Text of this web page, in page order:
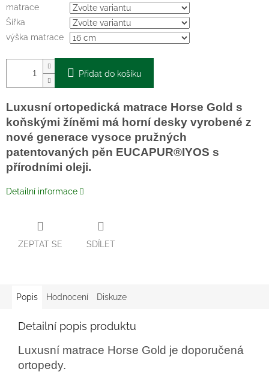
matrace
Šířka
výška matrace
Přidat do košíku
Luxusní ortopedická matrace Horse Gold s
koňskými žíněmi má horní desky vyrobené z
nové generace vysoce pružných
patentovaných pěn EUCAPUR®IYOS s
přírodními oleji.
Detailní informace
ZEPTAT SE SDÍLET
Popis Hodnocení Diskuze
Detailní popis produktu
Luxusní matrace Horse Gold je doporučená
ortopedy.